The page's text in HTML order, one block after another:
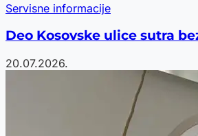
Servisne informacije
Deo Kosovske ulice sutra
20.07.2026.